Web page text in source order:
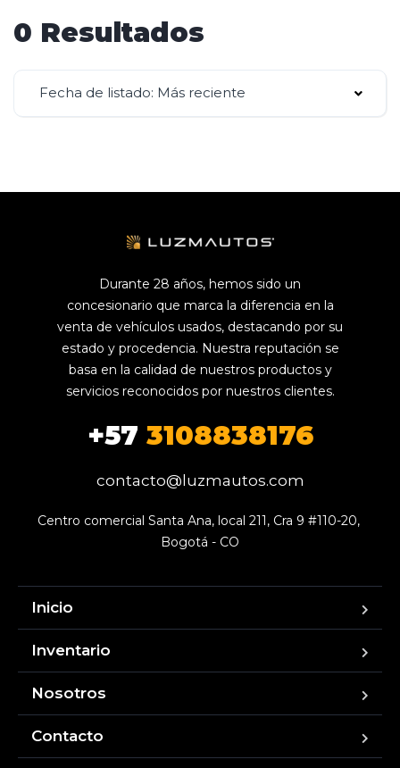
0 Resultados
Fecha de listado: Más reciente
Durante 28 años, hemos sido un
concesionario que marca la diferencia en la
venta de vehículos usados, destacando por su
estado y procedencia. Nuestra reputación se
basa en la calidad de nuestros productos y
servicios reconocidos por nuestros clientes.
+57 3108838176
contacto@luzmautos.com
Centro comercial Santa Ana, local 211, Cra 9 #110-20,
Bogotá - CO
Inicio
Inventario
Nosotros
Contacto